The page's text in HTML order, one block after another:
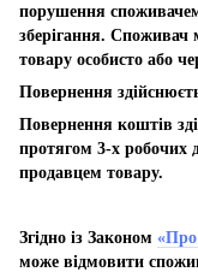
порушення
зберігання. Споживач
товару особисто або
Повернення
Повернення коштів
протягом 3-х робочих
продавцем товару.
Згідно із Законом «Про
може відмовити